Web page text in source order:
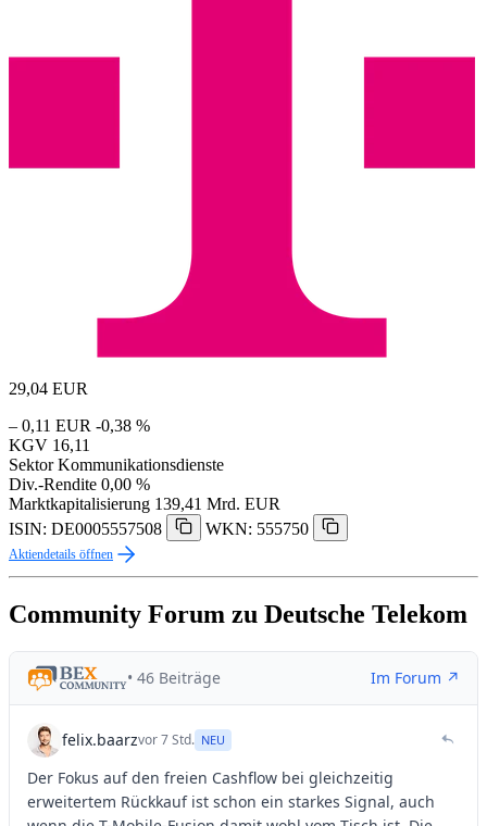
29,04 EUR
– 0,11 EUR -0,38 %
KGV 16,11
Sektor Kommunikationsdienste
Div.-Rendite 0,00 %
Marktkapitalisierung 139,41 Mrd. EUR
ISIN: DE0005557508
WKN: 555750
Aktiendetails öffnen
Community Forum zu Deutsche Telekom